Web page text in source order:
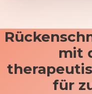
mit
für